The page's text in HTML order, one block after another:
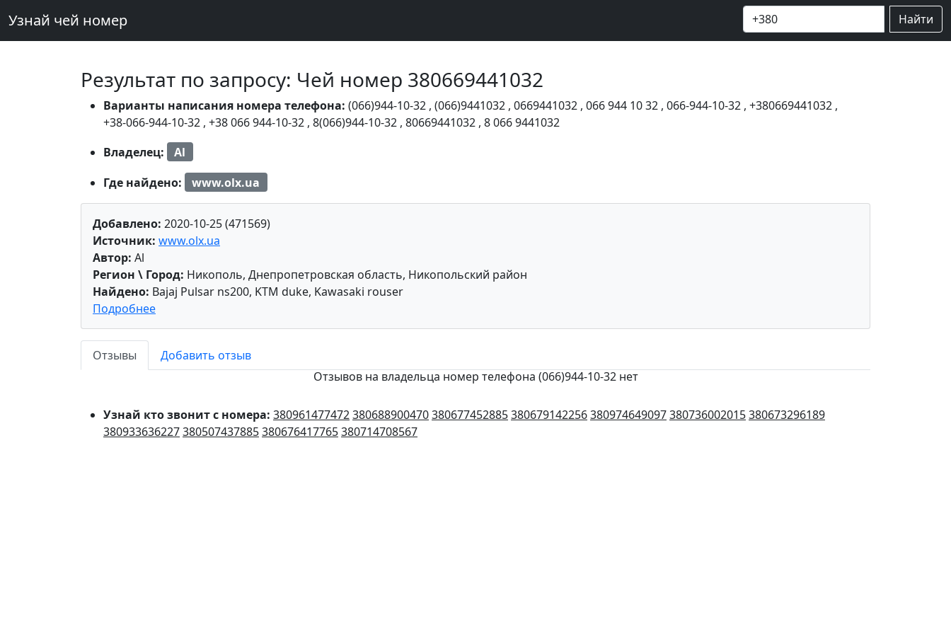
Узнай чей номер Найти
Результат по запросу: Чей номер 380669441032
Варианты написания номера телефона: (066)944-10-32 , (066)9441032 , 0669441032 , 066 944 10 32 , 066-944-10-32 , +380669441032 ,
+38-066-944-10-32 , +38 066 944-10-32 , 8(066)944-10-32 , 80669441032 , 8 066 9441032
Владелец:
Al
Где найдено:
www.olx.ua
Добавлено: 2020-10-25 (471569)
Источник: www.olx.ua
Автор: Al
Регион \ Город: Никополь, Днепропетровская область, Никопольский район
Найдено: Bajaj Pulsar ns200, KTM duke, Kawasaki rouser
Подробнее
Отзывы
Добавить отзыв
Отзывов на владельца номер телефона (066)944-10-32 нет
Узнай кто звонит с номера: 380961477472380688900470380677452885380679142256380974649097380736002015380673296189
380933636227380507437885380676417765380714708567